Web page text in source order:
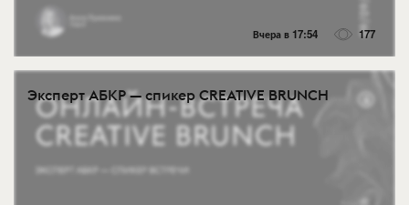
Вчера в 17:54 177
Эксперт АБКР — спикер CREATIVE BRUNCH